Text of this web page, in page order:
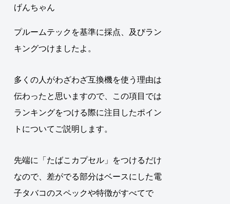
げんちゃん
プルームテックを基準に採点、及びラン
キングつけましたよ。
多くの人がわざわざ互換機を使う理由は
伝わったと思いますので、この項目では
ランキングをつける際に注目したポイン
トについてご説明します。
先端に「たばこカプセル」をつけるだけ
なので、差がでる部分はベースにした電
子タバコのスペックや特徴がすべてで